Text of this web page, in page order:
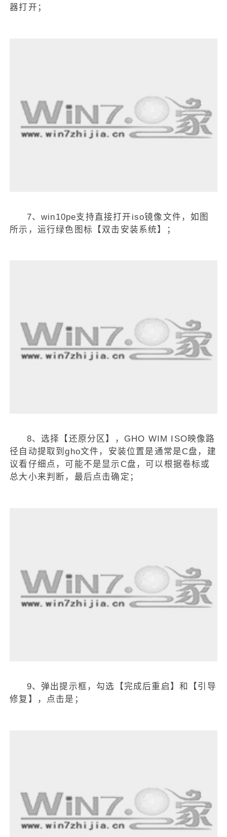
器打开；
7、win10pe支持直接打开iso镜像文件，如图
所示，运行绿色图标【双击安装系统】；
8、选择【还原分区】，GHO WIM ISO映像路
径自动提取到gho文件，安装位置是通常是C盘，建
议看仔细点，可能不是显示C盘，可以根据卷标或
总大小来判断，最后点击确定；
9、弹出提示框，勾选【完成后重启】和【引导
修复】，点击是；